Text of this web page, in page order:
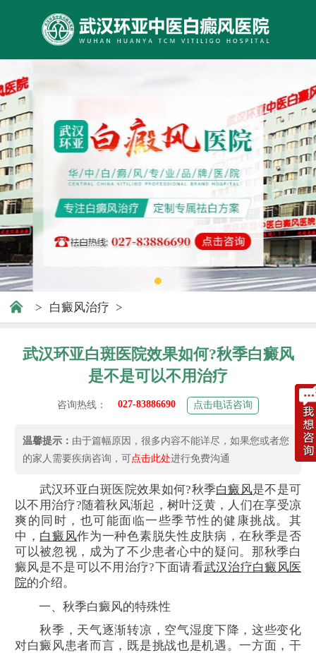
> 白癜风治疗 >
武汉环亚白斑医院效果如何?秋季白癜风
是不是可以不用治疗
咨询热线： 027-83886690 点击电话咨询
温馨提示： 由于篇幅原因，很多内容不能详尽，如果您或者您
的家人需要疾病咨询，可点击此处进行免费沟通
武汉环亚白斑医院效果如何?秋季白癜风是不是可
以不用治疗?随着秋风渐起，树叶泛黄，人们在享受凉
爽的同时，也可能面临一些季节性的健康挑战。其
中， 白癜风作为一种色素脱失性皮肤病，在秋季是否
可以被忽视，成为了不少患者心中的疑问。那秋季白
癜风是不是可以不用治疗?下面请看武汉治疗白癜风医
院的介绍。
一、秋季白癜风的特殊性
秋季，天气逐渐转凉，空气湿度下降，这些变化
对白癜风患者而言，既是挑战也是机遇。一方面，干